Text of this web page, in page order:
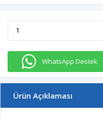
WhatsApp Destek
Ürün Açıklaması